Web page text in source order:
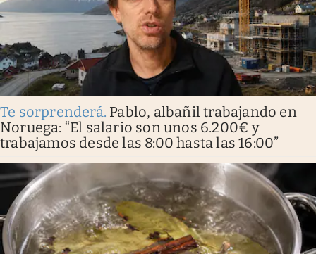
Te sorprenderá. Pablo, albañil trabajando en
Noruega: “El salario son unos 6.200€ y
trabajamos desde las 8:00 hasta las 16:00”